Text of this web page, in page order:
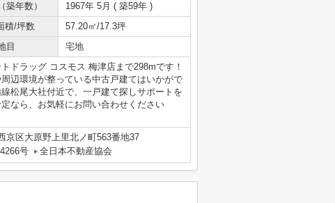
築年数）
1967年 5月 ( 築59年 )
積/坪数
57.20㎡/17.3坪
目 宅地
ドラッグ コスモス 梅津店まで298mです！
辺環境が整っている中古戸建てはいかがで
松尾大社付近で、一戸建て探しサポートを
なら、お気軽にお問い合わせください
京区大原野上里北ノ町563番地37
号 全日本不動産協会